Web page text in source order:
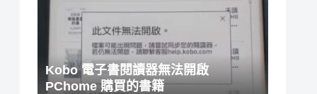
Kobo 電子書閱讀器無法開啟
PChome 購買的書籍